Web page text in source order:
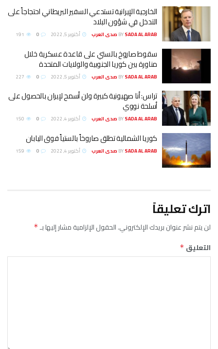
الخارجية الإيرانية تستدعي السفير البريطاني احتجاجاً على
التدخل في شؤون البلاد
BYSADA AL ARAB صدى العرب أكتوبر 5, 2022
سقوط صاروخ بالستي على قاعدة عسكرية خلال
مناورة بين كوريا الجنوبية والولايات المتحدة
BYSADA AL ARAB صدى العرب أكتوبر 5, 2022
تراس: أنا صهيونية كبيرة ولن أسمح لإيران بالحصول على
أسلحة نووي
BYSADA AL ARAB صدى العرب أكتوبر 4, 2022
كوريا الشمالية تطلق صاروخاً بالستياً فوق اليابان
BYSADA AL ARAB صدى العرب أكتوبر 4, 2022
اترك تعليقاً
لن يتم نشر عنوان بريدك الإلكتروني.الحقول الإلزامية مشار إليها بـ*
التعليق *